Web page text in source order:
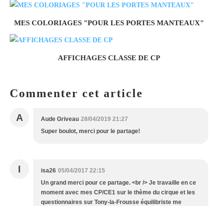
MES COLORIAGES "POUR LES PORTES MANTEAUX"
AFFICHAGES CLASSE DE CP
Commenter cet article
A Aude Griveau 28/04/2019 21:27
Super boulot, merci pour le partage!
I isa26 05/04/2017 22:15
Un grand merci pour ce partage. <br /> Je travaille en ce
moment avec mes CP/CE1 sur le thème du cirque et les
questionnaires sur Tony-la-Frousse équilibriste me